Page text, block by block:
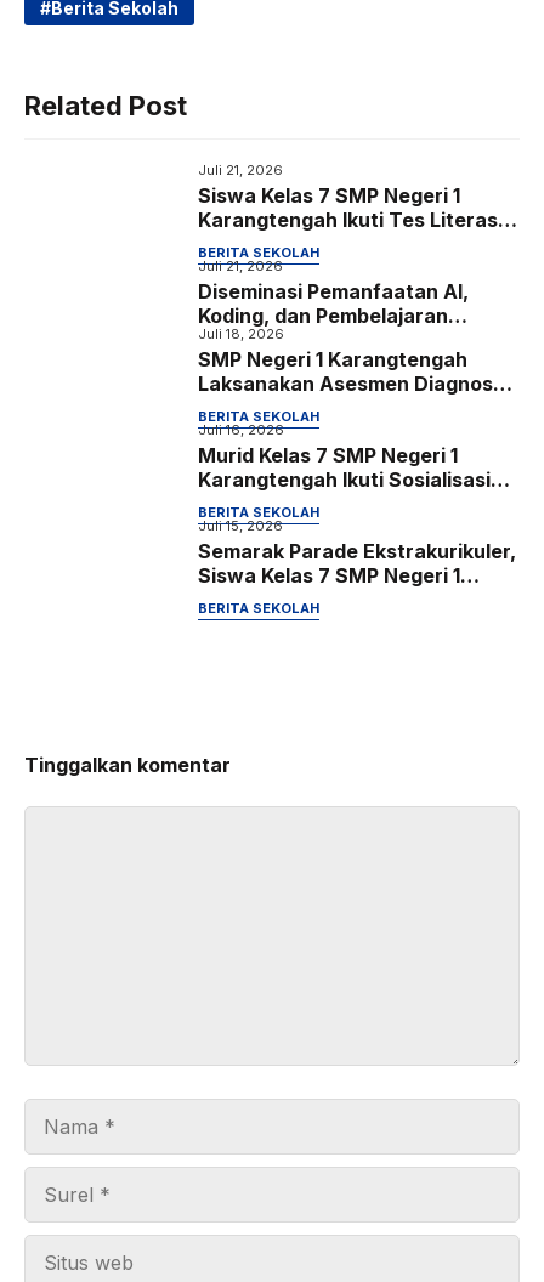
c
o
i
e
a
A
m
Berita Sekolah
Related Post
Juli 21, 2026
Siswa Kelas 7 SMP Negeri 1
Karangtengah Ikuti Tes Literasi,
Numerasi, Bakat Minat, serta
Identifikasi Kondisi Sosial
Emosional dan Konsentrasi
Belajar
BERITA SEKOLAH
Juli 21, 2026
Diseminasi Pemanfaatan AI,
Koding, dan Pembelajaran
Mendalam sebagai Upaya
Meningkatkan Kompetensi Guru
Juli 18, 2026
SMP Negeri 1 Karangtengah
Laksanakan Asesmen Diagnostik
Bersama Lembaga Psikologi
Kartika bagi Siswa Kelas 7
BERITA SEKOLAH
Juli 16, 2026
Murid Kelas 7 SMP Negeri 1
Karangtengah Ikuti Sosialisasi
Sekolah Ramah Anak dan Kreasi
Poster Digital
BERITA SEKOLAH
Juli 15, 2026
Semarak Parade Ekstrakurikuler,
Siswa Kelas 7 SMP Negeri 1
Karangtengah Kenali dan
Eksplorasi Potensi Diri
BERITA SEKOLAH
Tinggalkan komentar